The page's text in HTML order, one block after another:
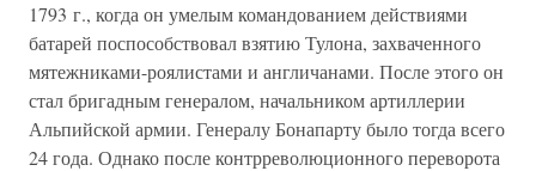
1793 г., когда он умелым командованием действиями
батарей поспособствовал взятию Тулона, захваченного
мятежниками-роялистами и англичанами. После этого он
стал бригадным генералом, начальником артиллерии
Альпийской армии. Генералу Бонапарту было тогда всего
24 года. Однако после контрреволюционного переворота